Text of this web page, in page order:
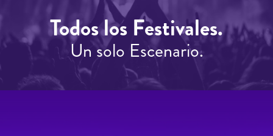
Todos los Festivales.
Un solo Escenario.